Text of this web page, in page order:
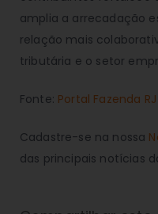
amplia a arrecadação
relação mais
tributária e o setor
Fonte: Portal Fazenda RJ
Cadastre-se na nossa
das principais notícias